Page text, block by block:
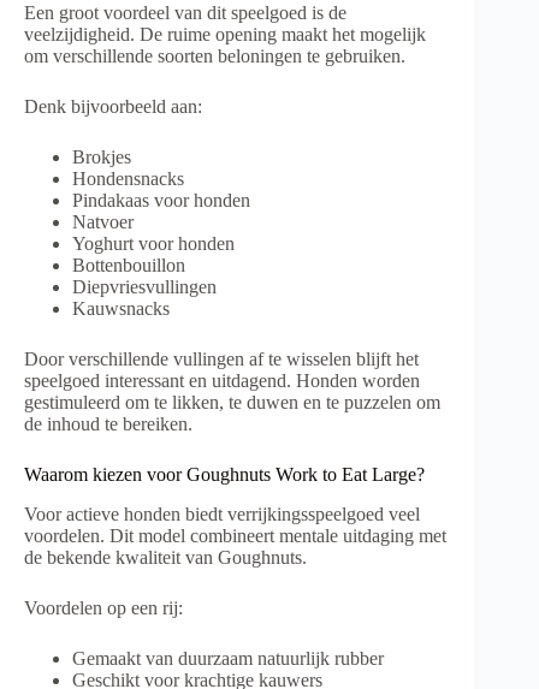
Een groot voordeel van dit speelgoed is de
veelzijdigheid. De ruime opening maakt het mogelijk
om verschillende soorten beloningen te gebruiken.
Denk bijvoorbeeld aan:
Brokjes
Hondensnacks
Pindakaas voor honden
Natvoer
Yoghurt voor honden
Bottenbouillon
Diepvriesvullingen
Kauwsnacks
Door verschillende vullingen af te wisselen blijft het
speelgoed interessant en uitdagend. Honden worden
gestimuleerd om te likken, te duwen en te puzzelen om
de inhoud te bereiken.
Waarom kiezen voor Goughnuts Work to Eat Large?
Voor actieve honden biedt verrijkingsspeelgoed veel
voordelen. Dit model combineert mentale uitdaging met
de bekende kwaliteit van Goughnuts.
Voordelen op een rij:
Gemaakt van duurzaam natuurlijk rubber
Geschikt voor krachtige kauwers